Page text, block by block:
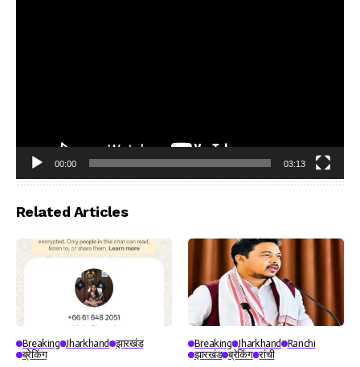
Player
00:00 03:13
Related Articles
Breaking Jharkhand
झारखंड
ब्रेकिंग
Breaking Jharkhand
Ranchi
झारखंड ब्रेकिंग रांची